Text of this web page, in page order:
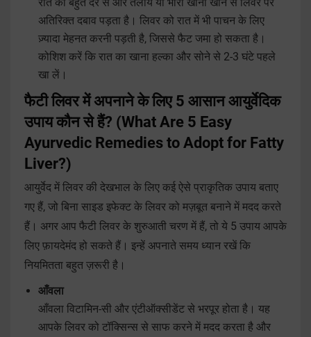
अतिरिक्त दबाव पड़ता है। लिवर को रात में भी पाचन के लिए
ज़्यादा मेहनत करनी पड़ती है, जिससे फैट जमा हो सकता है।
कोशिश करें कि रात का खाना हल्का और सोने से 2-3 घंटे पहले
खा लें।
फैटी लिवर में अपनाने के लिए 5 आसान आयुर्वेदिक
उपाय कौन से हैं? (What Are 5 Easy
Ayurvedic Remedies to Adopt for Fatty
Liver?)
आयुर्वेद में लिवर की देखभाल के लिए कई ऐसे प्राकृतिक उपाय बताए
गए हैं, जो बिना साइड इफेक्ट के लिवर को मज़बूत बनाने में मदद करते
हैं। अगर आप फैटी लिवर के शुरुआती चरण में हैं, तो ये 5 उपाय आपके
लिए फ़ायदेमंद हो सकते हैं। इन्हें अपनाते समय ध्यान रखें कि
नियमितता बहुत ज़रूरी है।
आँवला
आँवला विटामिन-सी और एंटीऑक्सीडेंट से भरपूर होता है। यह
आपके लिवर को टॉक्सिन्स से साफ करने में मदद करता है और